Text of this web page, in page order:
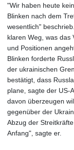
"Wir haben heute
Blinken nach dem
wesentlich"
klaren Weg, was das
und Positionen
Blinken forderte
der ukrainischen
bestätigt, dass
plane, sagte der US-
davon überzeugen
gegenüber der
Abzug der
Anfang", sagte er.